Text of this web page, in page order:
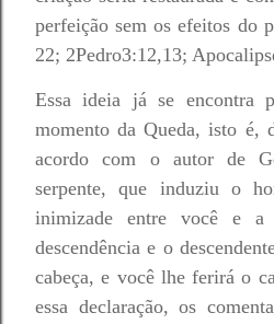
perfeição sem os efeitos do
22; 2Pedro3:12,13;
Essa ideia já se encontra
momento da Queda, isto é,
acordo com o autor de
serpente, que induziu o
inimizade entre você e
descendência e o
cabeça, e você lhe ferirá o
essa declaração, os